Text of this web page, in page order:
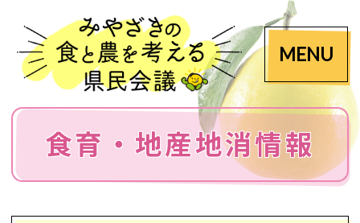
MENU
食育・地産地消情報